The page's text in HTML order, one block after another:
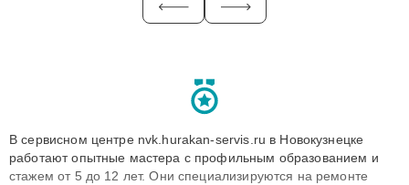
В сервисном центре nvk.hurakan-servis.ru в Новокузнецке
работают опытные мастера с профильным образованием и
стажем от 5 до 12 лет. Они специализируются на ремонте